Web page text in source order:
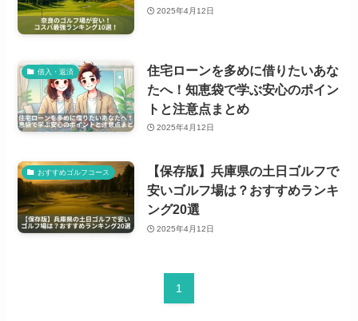
2025年4月12日
借入・返済
住宅ローンを多めに借りたいあな
たへ！知恵袋で学ぶ安心のポイン
トと注意点まとめ
2025年4月12日
おすすめゴルフコース
【保存版】兵庫県の土日ゴルフで
安いゴルフ場は？おすすめランキ
ング20選
2025年4月12日
1